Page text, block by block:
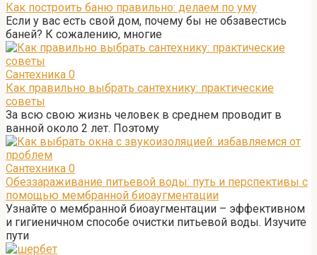
Как построить баню правильно: делаем по уму
Если у вас есть свой дом, почему бы не обзавестись
баней? К сожалению, многие
Сантехника 0
Как правильно выбрать сантехнику: практические
советы
За всю свою жизнь человек в среднем проводит в
ванной около 2 лет. Поэтому
Сантехника 0
Обеззараживание питьевой воды: путь и перспективы с
помощью мембранной биоаугментации
Узнайте о мембранной биоаугментации – эффективном
и гигиеничном способе очистки питьевой воды. Изучите
пути